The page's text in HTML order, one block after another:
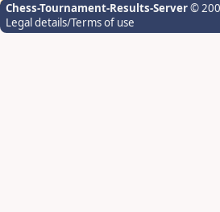
Chess-Tournament-Results-Server©
Legal details/Terms of use